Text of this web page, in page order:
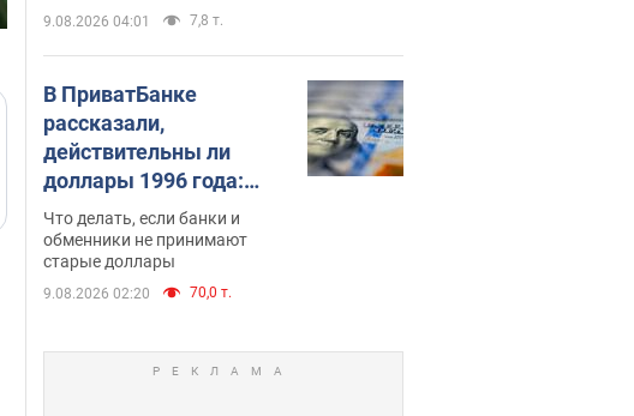
9.08.2026 04:01 7,8 т.
В ПриватБанке
рассказали,
действительны ли
доллары 1996 года:
принимают ли
обменники и банки
такие купюры
Что делать, если банки и
обменники не принимают
старые доллары
9.08.2026 02:20 70,0 т.